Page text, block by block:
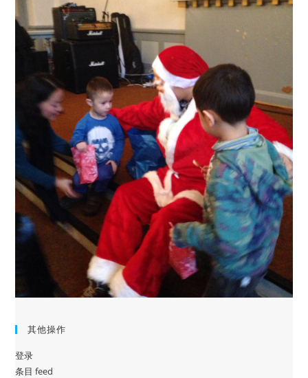
其他操作
登录
条目 feed